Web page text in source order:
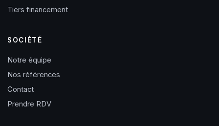
Tiers financement
SOCIÉTÉ
Notre équipe
Nos références
Contact
Prendre RDV